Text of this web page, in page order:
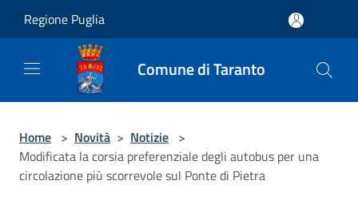
Regione Puglia
Comune di Taranto
Home > Novità > Notizie >
Modificata la corsia preferenziale degli autobus per una
circolazione più scorrevole sul Ponte di Pietra